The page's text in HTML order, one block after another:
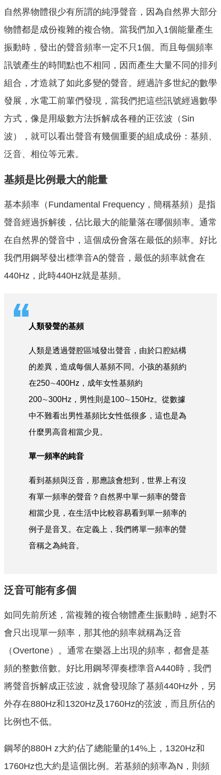
自然界物體很少有所謂的純淨聲音，因為自然界大部分
物體都是成份複雜的複合物。當我們加入1個能量產生
振動時，發出的聲音頻率一定不只1個。而且每個頻率
訊號產生的時間點也不相同，因而產生大量不同的排列
組合，才造就了如此多變的聲音。經過許多世紀的數學
發展，水電工前輩們發現，當我們把這些訊號經過數學
方式，像是用級數方法拆解成各種的正弦波（Sin
波），就可以看出聲音有幾個重要的組成成份：基頻、
泛音、相位等元素。
基頻是比例最大的能量
基本頻率（Fundamental Frequency，簡稱基頻）是指
聲音經過拆解後，佔比最大的能量落在哪個頻率。通常
在自然界的聲音中，這個成份會落在最低的頻率。好比
我們用鋼琴發出標準音A的聲音，最低的頻率就會在
440Hz，此時440Hz就是基頻。
人類發聲的基頻
人類是透過聲腔區域發出聲音，由於口腔結構
的差異，造成每個人基頻不同。小孩的基頻約
在250∼400Hz，成年女性基頻約
200∼300Hz，男性則是100∼150Hz。從數據
中不難看出男性基頻比女性低很多，這也是為
什麼男高音相當少見。
單一頻率的純音
看到基頻與泛音，那應該會想到，世界上有沒
有單一頻率的聲音？自然界中單一頻率的聲音
相當少見，在生活中比較容易看到單一頻率的
例子是音叉。在定義上，我們將單一頻率的聲
音稱之為純音。
泛音可能有多個
如同先前所述，當複雜的複合物體產生振動時，絕對不
會只出現單一頻率，那其他的頻率就稱為泛音
（Overtone）。通常在樂器上出現的頻率，都會是基
頻的整數倍數。好比用鋼琴彈奏標準音A440時，我們
將聲音拆解成正弦波，就會發現除了基頻440Hz外，另
外存在880Hz和1320Hz及1760Hz的弦波，而且所佔的
比例也不低。
鋼琴的880H z大約佔了總能量的14%上，1320Hz和
1760Hz也大約是這個比例。若基頻的頻率為N，則頻